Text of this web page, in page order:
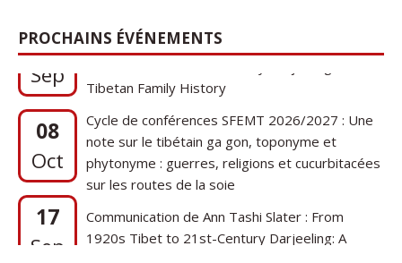
PROCHAINS ÉVÉNEMENTS
17
Sep
Communication de Ann Tashi Slater : From
1920s Tibet to 21st-Century Darjeeling: A
08
Oct
Cycle de conférences SFEMT 2026/2027 : Une
note sur le tibétain ga gon, toponyme et
phytonyme : guerres, religions et cucurbitacées
sur les routes de la soie
17
Sep
1920s Tibet to 21st-Century Darjeeling: A
Tibetan Family History